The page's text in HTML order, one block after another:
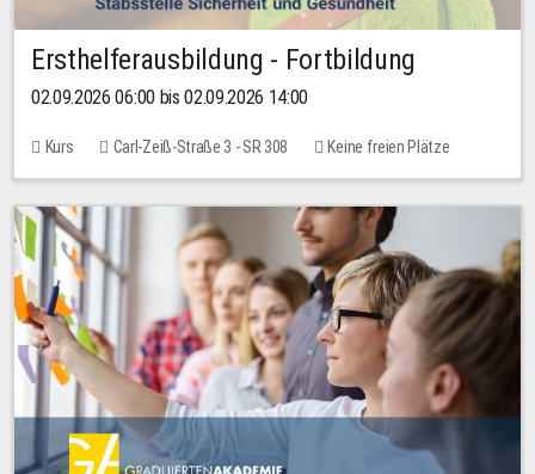
Ersthelferausbildung - Fortbildung
02.09.2026 06:00 bis 02.09.2026 14:00
Kurs Carl-Zeiß-Straße 3 - SR 308 Keine freien Plätze